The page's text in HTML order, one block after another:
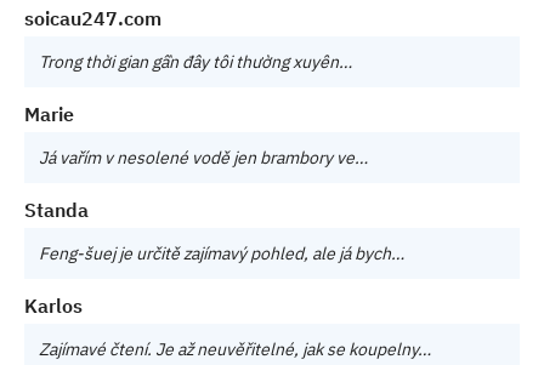
soicau247.com
Trong thời gian gần đây tôi thường xuyên…
Marie
Já vařím v nesolené vodě jen brambory ve…
Standa
Feng-šuej je určitě zajímavý pohled, ale já bych…
Karlos
Zajímavé čtení. Je až neuvěřitelné, jak se koupelny…